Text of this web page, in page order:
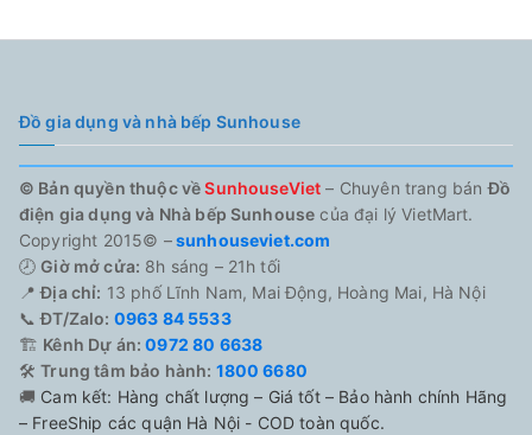
Đồ gia dụng và nhà bếp Sunhouse
© Bản quyền thuộc vềSunhouseViet – Chuyên trang bánĐồ
điện gia dụng và Nhà bếp Sunhouse của đại lý VietMart.
Copyright 2015© –sunhouseviet.com
🕗Giờ mở cửa: 8h sáng – 21h tối
📍Địa chỉ: 13 phố Lĩnh Nam, Mai Động, Hoàng Mai, Hà Nội
📞ĐT/Zalo: 0963 84 5533
🏗️ Kênh Dự án: 0972 80 6638
🛠️Trung tâm bảo hành: 1800 6680
🚚 Cam kết: Hàng chất lượng – Giá tốt – Bảo hành chính Hãng
– FreeShip các quận Hà Nội - COD toàn quốc.